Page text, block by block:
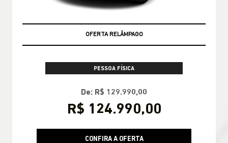
OFERTA RELÂMPAGO
PESSOA FÍSICA
De: R$ 129.990,00
R$ 124.990,00
CONFIRA A OFERTA